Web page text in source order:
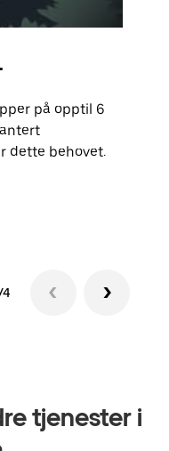
på opptil 6
dette behovet.
4
tjenester i